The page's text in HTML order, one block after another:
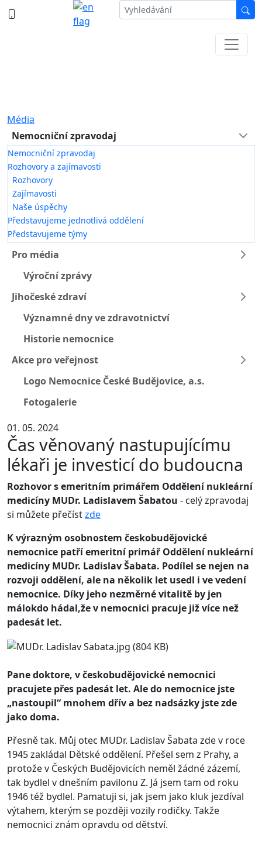
Média
Nemocniční zpravodaj
Nemocniční zpravodaj
Rozhovory a zajímavosti
Rozhovory
Zajímavosti
Naše úspěchy
Představujeme jednotlivá oddělení
Představujeme týmy
Pro média
Výroční zprávy
Jihočeské zdraví
Významné dny ve zdravotnictví
Historie nemocnice
Akce pro veřejnost
Logo Nemocnice České Budějovice, a.s.
Fotogalerie
01. 05. 2024
Čas věnovaný nastupujícímu
lékaři je investicí do budoucna
Rozhovor s emeritním primářem Oddělení nukleární
medicíny MUDr. Ladislavem Šabatou - celý zpravodaj
si můžete přečístzde
K výrazným osobnostem českobudějovické
nemocnice patří emeritní primář Oddělení nukleární
medicíny MUDr. Ladislav Šabata. Podílel se nejen na
rozvoji oddělení, ale na několik let usedl i ve vedení
nemocnice. Díky jeho nezměrné vitalitě by jen
málokdo hádal,že v nemocnici pracuje již více než
padesát let.
Pane doktore, v českobudějovické nemocnici
pracujete přes padesát let. Ale do nemocnice jste
„nastoupil“ mnohem dřív a bez nadsázky jste zde
jako doma.
Přesně tak. Můj otec MUDr. Ladislav Šabata zde v roce
1945 zakládal Dětské oddělení. Přešel sem z Prahy, a
protože v Českých Budějovicích neměl žádné zázemí,
tak bydlel v dnešním pavilonu Z. Já jsem tam od roku
1946 též bydlel. Pamatuji si, jak jsem jako kluk jezdíval
výtahem, kterým se později vozily rodičky. Takže
nemocnici znám opravdu od dětství.